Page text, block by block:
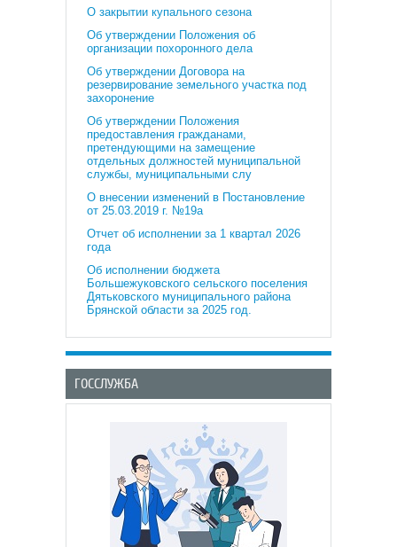
О закрытии купального сезона
Об утверждении Положения об
организации похоронного дела
Об утверждении Договора на
резервирование земельного участка под
захоронение
Об утверждении Положения
предоставления гражданами,
претендующими на замещение
отдельных должностей муниципальной
службы, муниципальными слу
О внесении изменений в Постановление
от 25.03.2019 г. №19а
Отчет об исполнении за 1 квартал 2026
года
Об исполнении бюджета
Большежуковского сельского поселения
Дятьковского муниципального района
Брянской области за 2025 год.
ГОССЛУЖБА